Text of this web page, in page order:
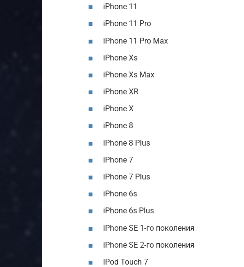
iPhone 11
iPhone 11 Pro
iPhone 11 Pro Max
iPhone Xs
iPhone Xs Max
iPhone XR
iPhone X
iPhone 8
iPhone 8 Plus
iPhone 7
iPhone 7 Plus
iPhone 6s
iPhone 6s Plus
iPhone SE 1-го поколения
iPhone SE 2-го поколения
iPod Touch 7